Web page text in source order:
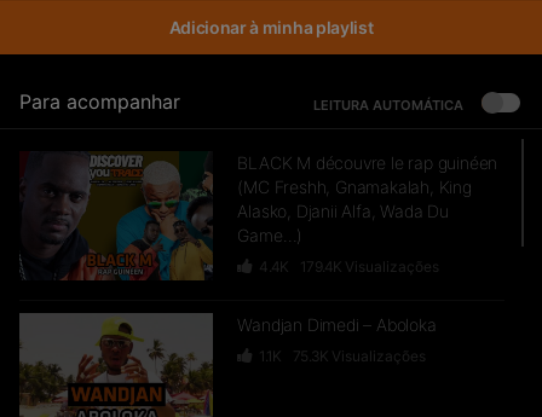
Adicionar à minha playlist
Para acompanhar LEITURA AUTOMÁTICA
BLACK M découvre le rap guinéen
(MC Freshh, Gnamakalah, King
Alasko, Djanii Alfa, Wada Du
Game…)
4.4K 179.4K Visualizações
Wandjan Dimedi – Aboloka
1.1K 75.3K Visualizações